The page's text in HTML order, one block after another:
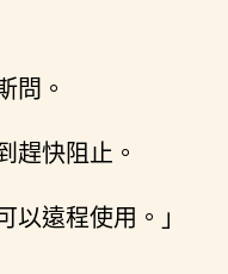
問。
趕快阻止。
以遠程使用。」